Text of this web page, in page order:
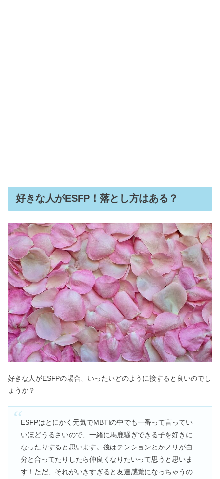
好きな人がESFP！落とし方はある？
好きな人がESFPの場合、いったいどのように接すると良いのでし
ょうか？
ESFPはとにかく元気でMBTIの中でも一番って言ってい
いほどうるさいので、一緒に馬鹿騒ぎできる子を好きに
なったりすると思います。後はテンションとかノリが自
分と合ってたりしたら仲良くなりたいって思うと思いま
す！ただ、それがいきすぎると友達感覚になっちゃうの